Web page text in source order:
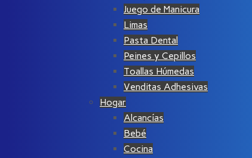
Juego de Manicura
Limas
Pasta Dental
Peines y Cepillos
Toallas Húmedas
Venditas Adhesivas
Hogar
Alcancías
Bebé
Cocina